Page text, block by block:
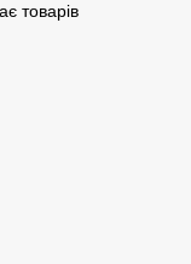
товарів